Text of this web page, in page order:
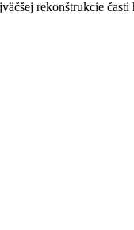
rekonštrukcie